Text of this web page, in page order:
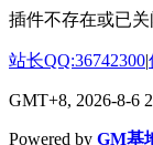
插件不存在或已关
站长QQ:36742300|
GMT+8, 2026-8-6
Powered by GM基